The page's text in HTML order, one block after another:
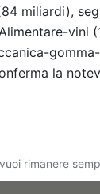
miliardi),
vini
la
rimanere